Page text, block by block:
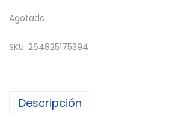
Agotado
SKU: 264825175394
Descripción